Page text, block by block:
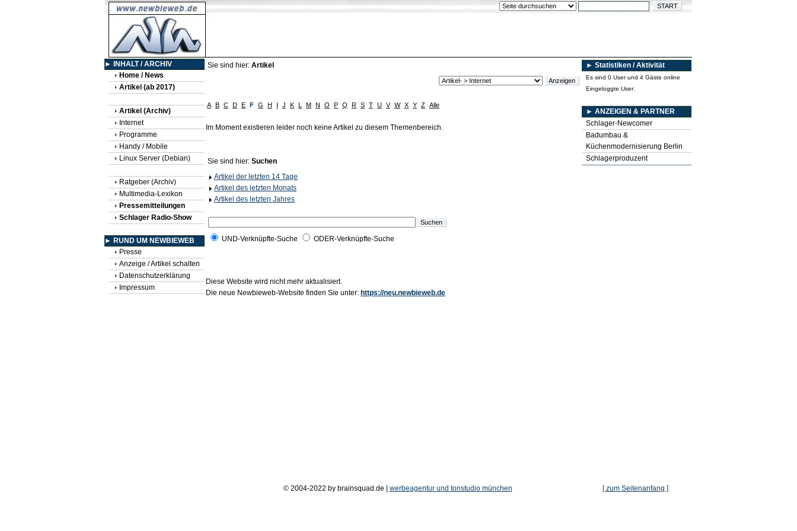
► INHALT / ARCHIV
Home / News
Artikel (ab 2017)
Artikel (Archiv)
Internet
Programme
Handy / Mobile
Linux Server (Debian)
Ratgeber (Archiv)
Multimedia-Lexikon
Pressemitteilungen
Schlager Radio-Show
► RUND UM NEWBIEWEB
Presse
Anzeige / Artikel schalten
Datenschutzerklärung
Impressum
Sie sind hier: Artikel
A B C D E F G H I J K L M N O P Q R S T U V W X Y Z Alle
Im Moment existieren leider noch keine Artikel zu diesem Themenbereich.
Sie sind hier: Suchen
Artikel der letzten 14 Tage
Artikel des letzten Monats
Artikel des letzten Jahres
UND-Verknüpfte-Suche ODER-Verknüpfte-Suche
Diese Website wird nicht mehr aktualisiert.
Die neue Newbieweb-Website finden Sie unter: https://neu.newbieweb.de
► Statistiken / Aktivität
Es sind 0 User und 4 Gäste online
Eingeloggte User:
► ANZEIGEN & PARTNER
Schlager-Newcomer
Badumbau &
Küchenmodernisierung Berlin
Schlagerproduzent
© 2004-2022 by brainsquad.de | werbeagentur und tonstudio münchen [ zum Seitenanfang ]